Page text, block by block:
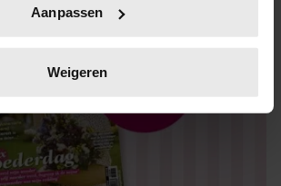
eigenschappen (fingerprinting)
voorkeuren in het
om content en advertenties te
functies voor social media te bieden
Aanpassen
Weigeren